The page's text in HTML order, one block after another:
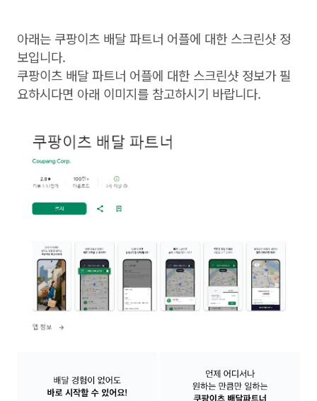
아래는 쿠팡이츠 배달 파트너 어플에 대한 스크린샷 정
보입니다.
쿠팡이츠 배달 파트너 어플에 대한 스크린샷 정보가 필
요하시다면 아래 이미지를 참고하시기 바랍니다.